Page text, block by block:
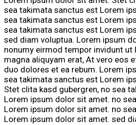
sea takimata sanctus est Lorem
sea takimata sanctus est Lorem
sea takimata sanctus est Lorem
sed diam voluptua. Lorem ipsum
nonumy eirmod tempor invidunt ut
magna aliquyam erat, At vero eos
duo dolores et ea rebum. Lorem
sea takimata sanctus est Lorem
Stet clita kasd gubergren, no sea
Lorem ipsum dolor sit amet. no
Lorem ipsum dolor sit amet. no
Lorem ipsum dolor sit amet. sed